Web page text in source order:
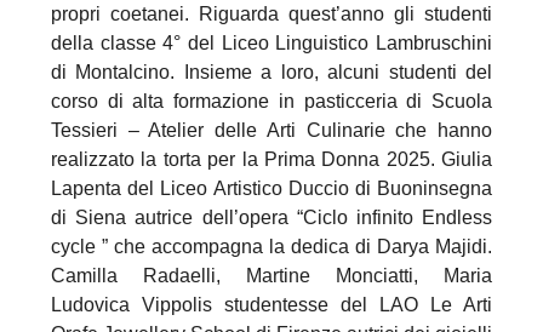
propri coetanei. Riguarda quest’anno gli studenti
della classe 4° del Liceo Linguistico Lambruschini
di Montalcino. Insieme a loro, alcuni studenti del
corso di alta formazione in pasticceria di Scuola
Tessieri – Atelier delle Arti Culinarie che hanno
realizzato la torta per la Prima Donna 2025. Giulia
Lapenta del Liceo Artistico Duccio di Buoninsegna
di Siena autrice dell’opera “Ciclo infinito Endless
cycle ” che accompagna la dedica di Darya Majidi.
Camilla Radaelli, Martine Monciatti, Maria
Ludovica Vippolis studentesse del LAO Le Arti